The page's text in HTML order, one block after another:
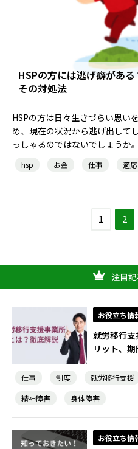
HSPの方には逃げ癖があ
その対処法
HSPの方は日々生きづらい思い
め、現在の状況から逃げ出して
っしゃるのではないでしょうか
hsp お金 仕事 適
1 2
注目
お役立ち情
就労移行
リット、
仕事 制度 就労移行支援
精神障害
身体障害
お役立ち情